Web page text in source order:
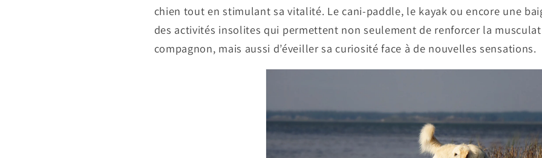
chien tout en stimulant sa vitalité. Le cani-paddle, le kayak ou encore une
des activités insolites qui permettent non seulement de renforcer la
compagnon, mais aussi d’éveiller sa curiosité face à de nouvelles sensations.